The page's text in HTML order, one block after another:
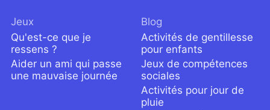
Jeux
Qu'est-ce que je
ressens ?
Aider un ami qui passe
une mauvaise journée
Blog
Activités de gentillesse
pour enfants
Jeux de compétences
sociales
Activités pour jour de
pluie